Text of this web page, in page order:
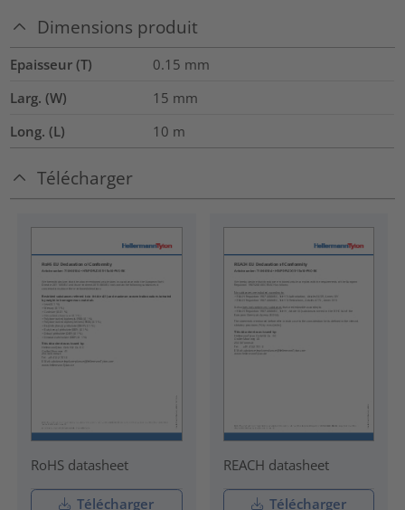
Dimensions produit
Epaisseur (T) 0.15 mm
Larg. (W)
15 mm
Long. (L)
10 m
Télécharger
RoHS datasheet
Télécharger
REACH datasheet
Télécharger